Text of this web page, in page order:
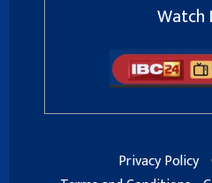
Watch
Privacy Policy